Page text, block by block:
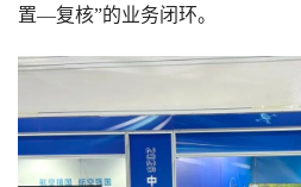
置—复核”的业务闭环。